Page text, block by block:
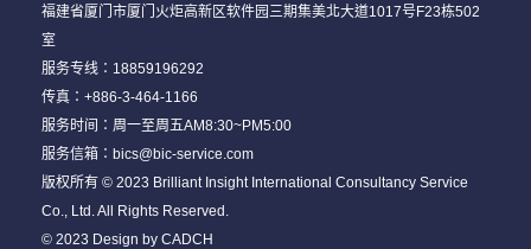
福建省厦门市厦门火炬高新区软件园三期集美北大道1017号F23栋502
室
服务专线： 18859196292
传真：+886-3-464-1166
服务时间：周一至周五AM8:30~PM5:00
服务信箱： bics@bic-service.com
版权所有 © 2023 Brilliant Insight International Consultancy Service
Co., Ltd. All Rights Reserved.
© 2023 Design by CADCH